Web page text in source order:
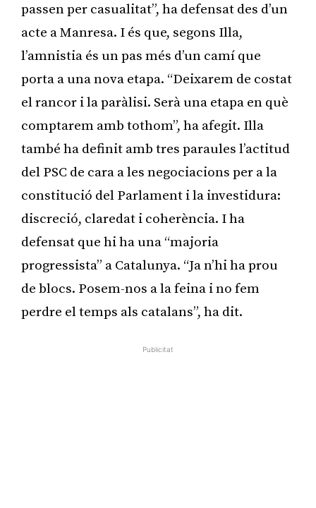
passen per casualitat”, ha defensat des d’un
acte a Manresa. I és que, segons Illa,
l’amnistia és un pas més d’un camí que
porta a una nova etapa. “Deixarem de costat
el rancor i la paràlisi. Serà una etapa en què
comptarem amb tothom”, ha afegit. Illa
també ha definit amb tres paraules l’actitud
del PSC de cara a les negociacions per a la
constitució del Parlament i la investidura:
discreció, claredat i coherència. I ha
defensat que hi ha una “majoria
progressista” a Catalunya. “Ja n’hi ha prou
de blocs. Posem-nos a la feina i no fem
perdre el temps als catalans”, ha dit.
Publicitat